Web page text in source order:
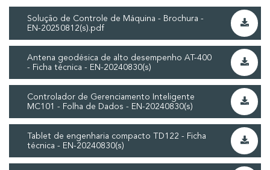
Solução de Controle de Máquina - Brochura -
EN-20250812(s).pdf
Antena geodésica de alto desempenho AT-400
- Ficha técnica - EN-20240830(s)
Controlador de Gerenciamento Inteligente
MC101 - Folha de Dados - EN-20240830(s)
Tablet de engenharia compacto TD122 - Ficha
técnica - EN-20240830(s)